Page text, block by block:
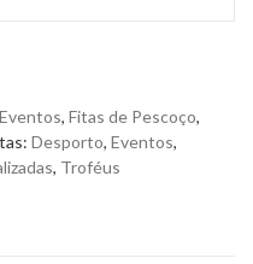
, Fitas de Pescoço,
Desporto, Eventos,
, Troféus